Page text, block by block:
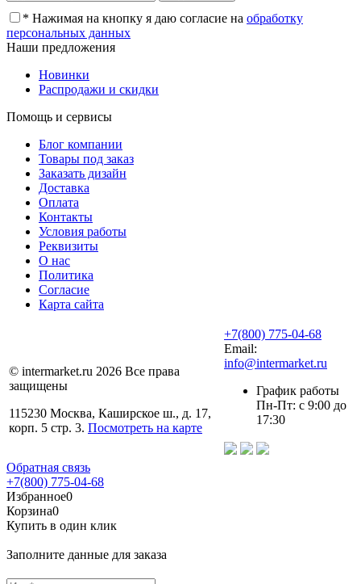
* Нажимая на кнопку я даю согласие на обработку
персональных данных
Наши предложения
Новинки
Распродажи и скидки
Помощь и сервисы
Блог компании
Товары под заказ
Заказать дизайн
Доставка
Оплата
Контакты
Условия работы
Реквизиты
О нас
Политика
Согласие
Карта сайта
© intermarket.ru 2026 Все права
защищены
115230 Москва, Каширское ш., д. 17,
корп. 5 стр. 3. Посмотреть на карте
+7(800) 775-04-68
Email:
info@intermarket.ru
График работы
Пн-Пт: с 9:00 до
17:30
Обратная связь
+7(800) 775-04-68
Избранное0
Корзина0
Купить в один клик
Заполните данные для заказа